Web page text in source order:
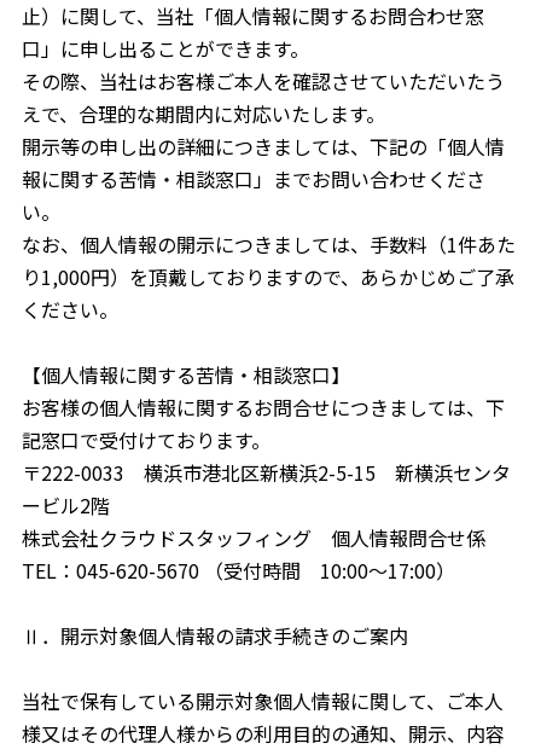
止）に関して、当社「個人情報に関するお問合わせ窓
口」に申し出ることができます。
その際、当社はお客様ご本人を確認させていただいたう
えで、合理的な期間内に対応いたします。
開示等の申し出の詳細につきましては、下記の「個人情
報に関する苦情・相談窓口」までお問い合わせくださ
い。
なお、個人情報の開示につきましては、手数料（1件あた
り1,000円）を頂戴しておりますので、あらかじめご了承
ください。
【個人情報に関する苦情・相談窓口】
お客様の個人情報に関するお問合せにつきましては、下
記窓口で受付けております。
〒222-0033 横浜市港北区新横浜2-5-15 新横浜センタ
ービル2階
株式会社クラウドスタッフィング 個人情報問合せ係
TEL：045-620-5670 （受付時間 10:00～17:00）
Ⅱ．開示対象個人情報の請求手続きのご案内
当社で保有している開示対象個人情報に関して、ご本人
様又はその代理人様からの利用目的の通知、開示、内容